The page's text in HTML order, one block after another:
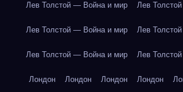
Лев Толстой — Война и мир Лев
Лев Толстой — Война и мир Лев
Лев Толстой — Война и мир Лев
Лондон Лондон Лондон Лондон